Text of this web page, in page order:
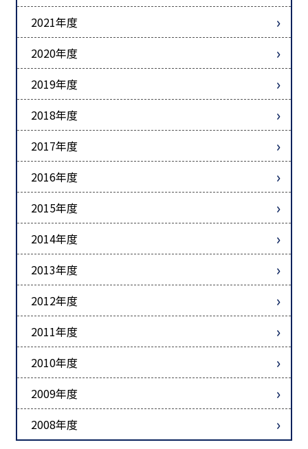
2021年度
2020年度
2019年度
2018年度
2017年度
2016年度
2015年度
2014年度
2013年度
2012年度
2011年度
2010年度
2009年度
2008年度